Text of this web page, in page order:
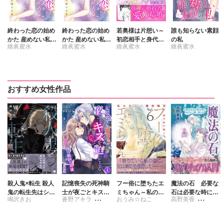
終わった恋の始め
かた 産めない私が
堕ちる恋 【合冊
維眞蜜水
終わった恋の始め
かた 産めない私が
堕ちる恋
維眞蜜水
若奥様は片想い～
初恋相手と身代わ
り結婚～【完全
維眞蜜水
誰も知らない素顔
の私
維眞蜜水
おすすめ女性作品
殺人鬼×転生 殺人
鬼の転生先はシン
ママでした Ⅶ
鳴沢きお
記憶喪失の死神騎
士が夜ごとキスを
迫ってくる～ただ
蒼野アキラ
フー俗に堕ちたエ
ミちゃん～私のキ
ャバ嬢体験記～
おうみ☆ねこ
魔法の石 必要な
石は必要な時にあ
なたに舞い降りる
高野美香